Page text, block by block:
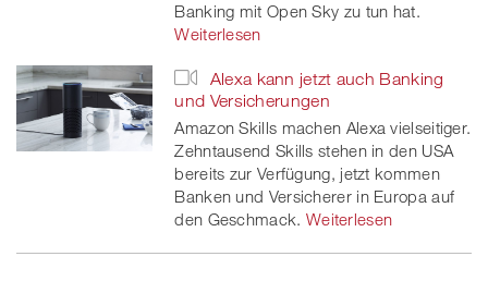
Banking mit Open Sky zu tun hat.
Weiterlesen
Alexa kann jetzt auch Banking
und Versicherungen
Amazon Skills machen Alexa vielseitiger.
Zehntausend Skills stehen in den USA
bereits zur Verfügung, jetzt kommen
Banken und Versicherer in Europa auf
den Geschmack. Weiterlesen